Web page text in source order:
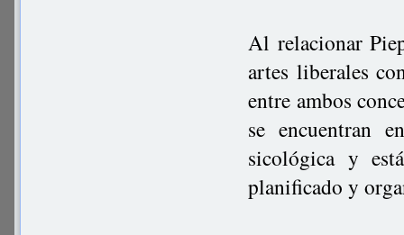
Al relacionar
artes liberales
entre ambos
se encuentran
sicológica y
planificado y